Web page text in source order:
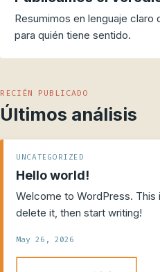
Resumimos en lenguaje claro
para quién tiene sentido.
RECIÉN PUBLICADO
Últimos análisis
UNCATEGORIZED
Hello world!
Welcome to WordPress.
delete it, then start writing!
May 26, 2026